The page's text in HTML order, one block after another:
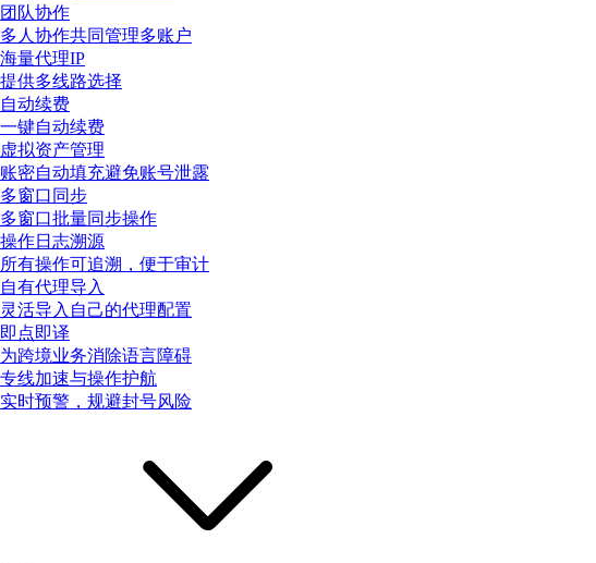
团队协作
多人协作共同管理多账户
海量代理IP
提供多线路选择
自动续费
一键自动续费
虚拟资产管理
账密自动填充避免账号泄露
多窗口同步
多窗口批量同步操作
操作日志溯源
所有操作可追溯，便于审计
自有代理导入
灵活导入自己的代理配置
即点即译
为跨境业务消除语言障碍
专线加速与操作护航
实时预警，规避封号风险